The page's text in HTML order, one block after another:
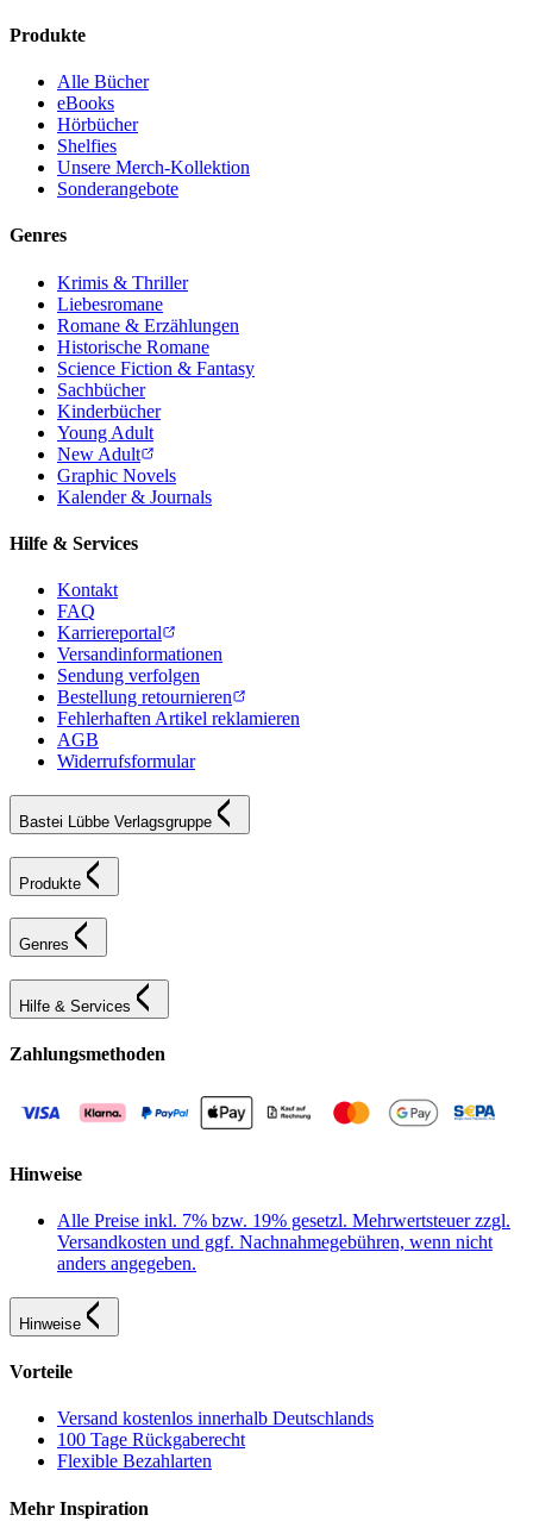
Produkte
Alle Bücher
eBooks
Hörbücher
Shelfies
Unsere Merch-Kollektion
Sonderangebote
Genres
Krimis & Thriller
Liebesromane
Romane & Erzählungen
Historische Romane
Science Fiction & Fantasy
Sachbücher
Kinderbücher
Young Adult
New Adult
Graphic Novels
Kalender & Journals
Hilfe & Services
Kontakt
FAQ
Karriereportal
Versandinformationen
Sendung verfolgen
Bestellung retournieren
Fehlerhaften Artikel reklamieren
AGB
Widerrufsformular
Bastei Lübbe Verlagsgruppe
Produkte
Genres
Hilfe & Services
Zahlungsmethoden
Hinweise
Alle Preise inkl. 7% bzw. 19% gesetzl. Mehrwertsteuer zzgl.
Versandkosten und ggf. Nachnahmegebühren, wenn nicht
anders angegeben.
Hinweise
Vorteile
Versand kostenlos innerhalb Deutschlands
100 Tage Rückgaberecht
Flexible Bezahlarten
Mehr Inspiration